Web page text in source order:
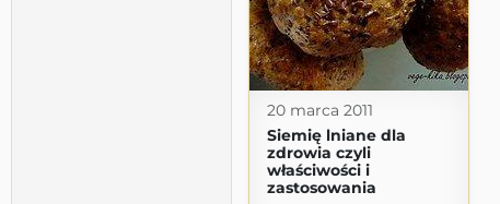
20 marca 2011
Siemię lniane dla
zdrowia czyli
właściwości i
zastosowania